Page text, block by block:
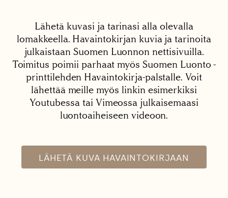
Lähetä kuvasi ja tarinasi alla olevalla
lomakkeella. Havaintokirjan kuvia ja tarinoita
julkaistaan Suomen Luonnon nettisivuilla.
Toimitus poimii parhaat myös Suomen Luonto -
printtilehden Havaintokirja-palstalle. Voit
lähettää meille myös linkin esimerkiksi
Youtubessa tai Vimeossa julkaisemaasi
luontoaiheiseen videoon.
LÄHETÄ KUVA HAVAINTOKIRJAAN